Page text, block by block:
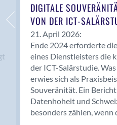
Basel
Bassersdorf
Belp
Bendern
Benken (SG)
Bergdietikon
Berlin
Bern
Bern - Liebefeld
DIGITALE
VON DER ICT-
21. April 2026:
Ende 2024 erforderte
eines Dienstleisters die
der ICT-Salärstudie.
erwies sich als
Souveränität. Ein
Datenhoheit und
besonders zählen, wenn